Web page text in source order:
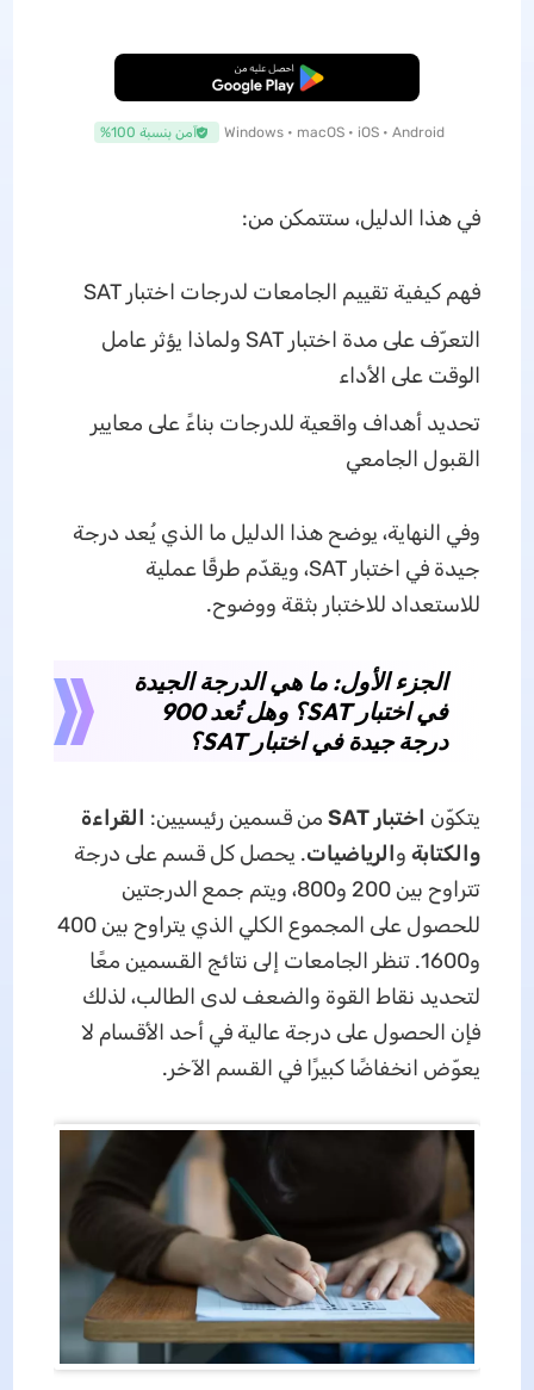
تنزيل مجاني
Windows • macOS • iOS • Android آمن بنسبة 100%
في هذا الدليل، ستتمكن من:
فهم كيفية تقييم الجامعات لدرجات اختبار SAT
التعرّف على مدة اختبار SAT ولماذا يؤثر عامل
الوقت على الأداء
تحديد أهداف واقعية للدرجات بناءً على معايير
القبول الجامعي
وفي النهاية، يوضح هذا الدليل ما الذي يُعد درجة
جيدة في اختبار SAT، ويقدّم طرقًا عملية
للاستعداد للاختبار بثقة ووضوح.
الجزء الأول: ما هي الدرجة الجيدة
في اختبار SAT؟ وهل تُعد 900
درجة جيدة في اختبار SAT؟
يتكوّن اختبار SAT من قسمين رئيسيين: القراءة
والكتابةوالرياضيات. يحصل كل قسم على درجة
تتراوح بين 200 و800، ويتم جمع الدرجتين
للحصول على المجموع الكلي الذي يتراوح بين 400
و1600. تنظر الجامعات إلى نتائج القسمين معًا
لتحديد نقاط القوة والضعف لدى الطالب، لذلك
فإن الحصول على درجة عالية في أحد الأقسام لا
يعوّض انخفاضًا كبيرًا في القسم الآخر.